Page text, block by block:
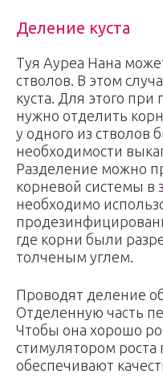
Деление куста
Туя Ауреа Нана
стволов. В этом
куста. Для этого
нужно отделить
у одного из стволов
необходимости
Разделение можно
корневой системы в
необходимо
где корни были
толченым углем.
Проводят деление
Отделенную часть
Чтобы она хорошо
стимулятором роста
обеспечивают